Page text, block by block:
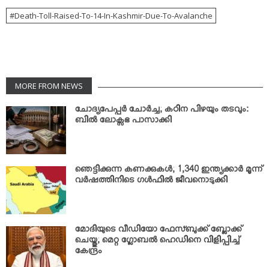
Death-Toll-Raised-To-14-In-Kashmir-Due-To-Avalanche
MORE FROM NEWS
ചോദ്യപേപ്പര്‍ ചോര്‍ച്ച; കഠിന പിഴയും തടവും:
ബില്‍ ലോക്സഭ പാസാക്കി
ഞെട്ടിക്കുന്ന കണക്കുകള്‍; 1,340 ഇന്ത്യക്കാര്‍ മൂന്ന്
വര്‍ഷത്തിനിടെ ഗള്‍ഫില്‍ ജീവനൊടുക്കി
മോദിയുടെ വീഡിയോ ഫേസ്ബുക്ക് ബ്ലോക്ക്
ചെയ്തു; മെറ്റ ഗ്ലോബല്‍ ഹെഡിനെ വിളിപ്പിച്ച്
കേന്ദ്രം